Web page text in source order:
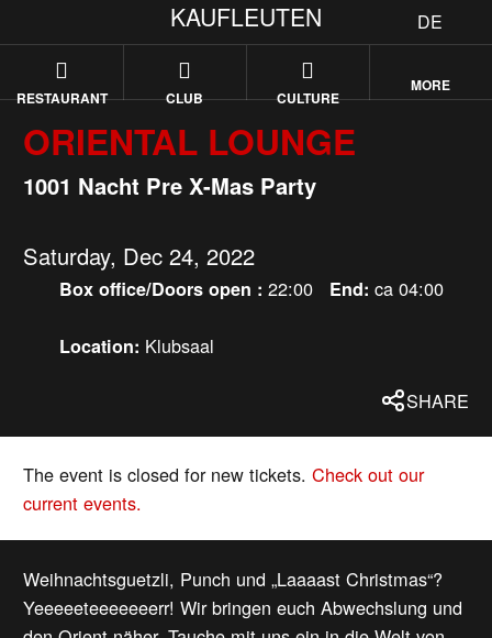
DE
KAUFLEUTEN
RESTAURANT CLUB CULTURE
MORE
ORIENTAL LOUNGE
1001 Nacht Pre X-Mas Party
Saturday, Dec 24, 2022
Box office/Doors open : 22:00 End: ca 04:00
Location: Klubsaal
SHARE
The event is closed for new tickets.Check out our
current events.
Weihnachtsguetzli, Punch und „Laaaast Christmas“?
Yeeeeeteeeeeeerr! Wir bringen euch Abwechslung und